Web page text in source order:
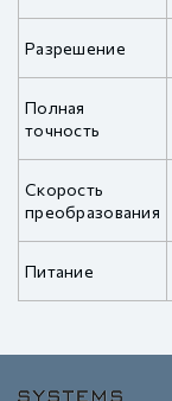
Разрешение
Полная
точность
Скорость
преобразования
Питание